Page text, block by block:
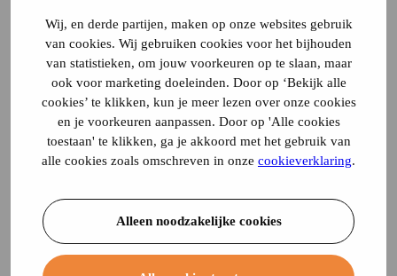
Wij, en derde partijen, maken op onze websites gebruik
van cookies. Wij gebruiken cookies voor het bijhouden
van statistieken, om jouw voorkeuren op te slaan, maar
ook voor marketing doeleinden. Door op ‘Bekijk alle
cookies’ te klikken, kun je meer lezen over onze cookies
en je voorkeuren aanpassen. Door op 'Alle cookies
toestaan' te klikken, ga je akkoord met het gebruik van
alle cookies zoals omschreven in onze cookieverklaring.
Alleen noodzakelijke cookies